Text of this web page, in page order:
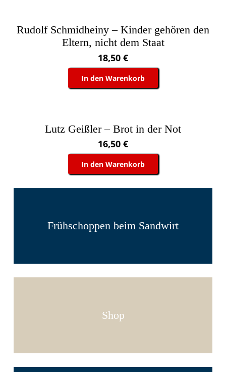
Rudolf Schmidheiny – Kinder gehören den
Eltern, nicht dem Staat
18,50 €
In den Warenkorb
Lutz Geißler – Brot in der Not
16,50 €
In den Warenkorb
Frühschoppen beim Sandwirt
Shop